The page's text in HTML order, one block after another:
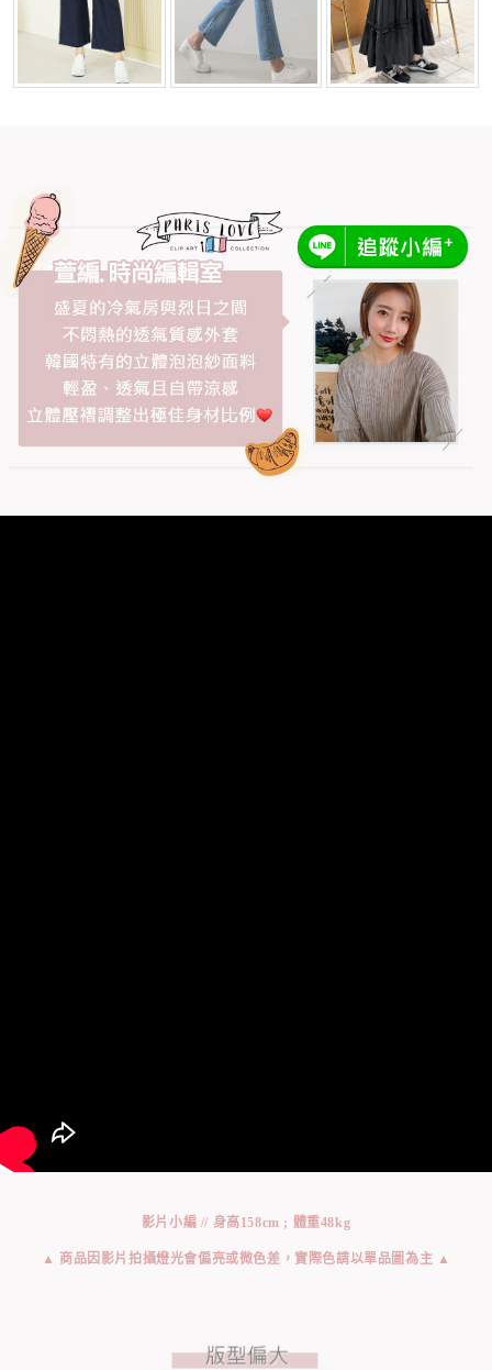
影片小編 // 身高158cm ; 體重48kg
▲ 商品因影片拍攝燈光會偏亮或微色差，實際色請以單品圖為主 ▲